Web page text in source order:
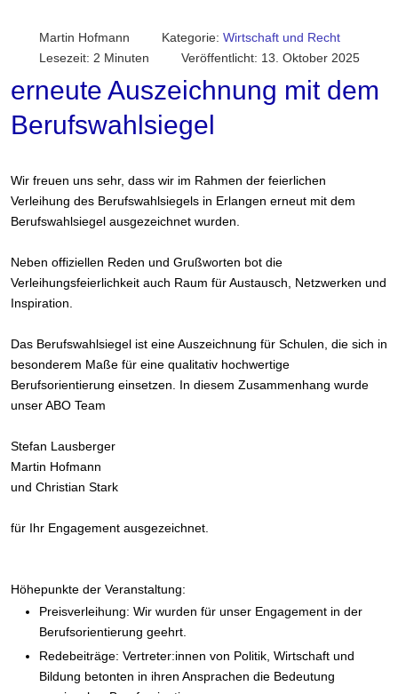
Martin Hofmann Kategorie: Wirtschaft und Recht
Lesezeit: 2 Minuten
Veröffentlicht: 13. Oktober 2025
erneute Auszeichnung mit dem
Berufswahlsiegel
Wir freuen uns sehr, dass wir im Rahmen der feierlichen
Verleihung des Berufswahlsiegels in Erlangen erneut mit dem
Berufswahlsiegel ausgezeichnet wurden.
Neben offiziellen Reden und Grußworten bot die
Verleihungsfeierlichkeit auch Raum für Austausch, Netzwerken und
Inspiration.
Das Berufswahlsiegel ist eine Auszeichnung für Schulen, die sich in
besonderem Maße für eine qualitativ hochwertige
Berufsorientierung einsetzen. In diesem Zusammenhang wurde
unser ABO Team
Stefan Lausberger
Martin Hofmann
und Christian Stark
für Ihr Engagement ausgezeichnet.
Höhepunkte der Veranstaltung:
Preisverleihung: Wir wurden für unser Engagement in der
Berufsorientierung geehrt.
Redebeiträge: Vertreter:innen von Politik, Wirtschaft und
Bildung betonten in ihren Ansprachen die Bedeutung